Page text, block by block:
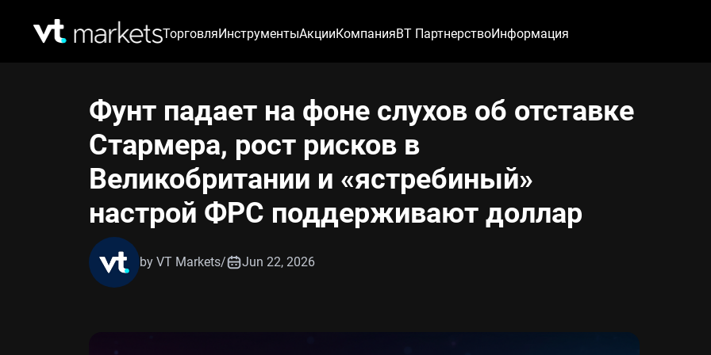
ТорговляИнструментыАкцииКомпанияВТ ПартнерствоИнформация
Фунт падает на фоне слухов об отставке
Стармера, рост рисков в
Великобритании и «ястребиный»
настрой ФРС поддерживают доллар
by VT Markets/ Jun 22, 2026